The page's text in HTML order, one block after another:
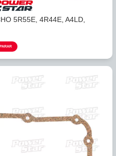
TF-8, 727, A518 (14